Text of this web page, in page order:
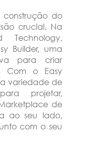
do
crucial. Na
Technology,
Builder, uma
para criar
Com o Easy
variedade de
projetar,
de
ao seu lado,
com o seu